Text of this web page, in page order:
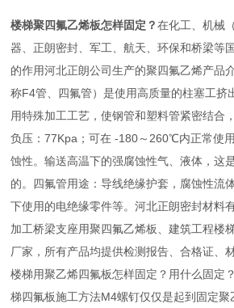
楼梯聚四氟乙烯板怎样固定？在化工、机械
器、正朗密封、军工、航天、环保和桥梁等
的作用河北正朗公司生产的聚四氟乙烯产品
称F4管、四氟管）是使用高质量的柱塞工挤
用特殊加工工艺，使钢管和塑料管紧密结合
负压：77Kpa；可在 -180～260℃内正常使
蚀性。输送高温下的强腐蚀性气、液体，这
的。四氟管用途：导线绝缘护套，腐蚀性流
下使用的电绝缘零件等。河北正朗密封材料
加工桥梁支座用聚四氟乙烯板、建筑工程楼
厂家，所有产品均提供检测报告、合格证、
楼梯用聚乙烯四氟板怎样固定？用什么固定
梯四氟板施工方法M4螺钉仅仅是起到固定聚